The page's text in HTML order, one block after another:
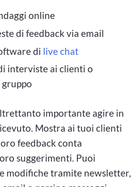
online
di feedback via email
di live chat
interviste ai clienti o
importante agire in
Mostra ai tuoi clienti
feedback conta
suggerimenti. Puoi
modifiche tramite newsletter,